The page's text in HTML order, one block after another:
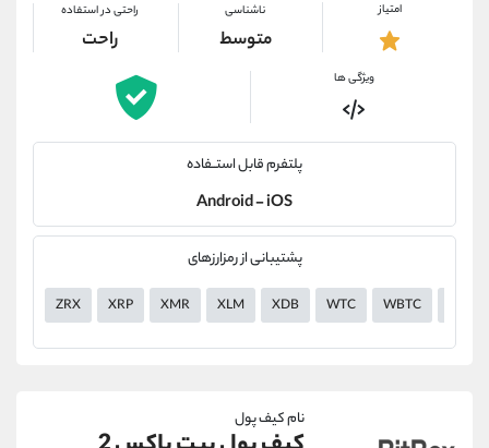
امتیاز ناشناسی
متوسط
راحتی در استفاده
راحت
ویژگی ها
پلتفرم قابل استــفاده
Android - iOS
پشتیبانی از رمزارزهای
ZRX XRP XMR XLM XDB WTC WBTC
نام کیف پول